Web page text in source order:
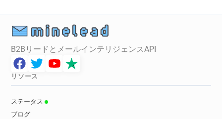
B2BリードとメールインテリジェンスAPI
リソース
ステータス
ブログ